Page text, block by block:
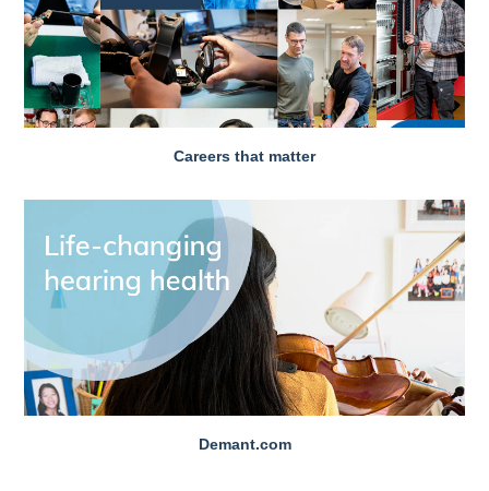
Careers that matter
Demant.com